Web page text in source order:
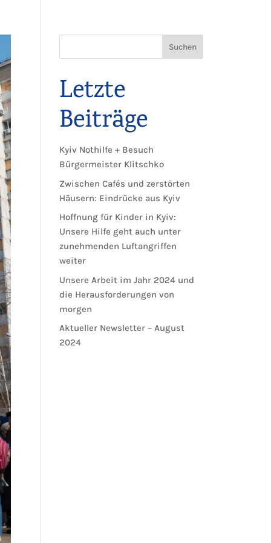
Suchen
Letzte
Beiträge
Kyiv Nothilfe + Besuch
Bürgermeister Klitschko
Zwischen Cafés und zerstörten
Häusern: Eindrücke aus Kyiv
Hoffnung für Kinder in Kyiv:
Unsere Hilfe geht auch unter
zunehmenden Luftangriffen
weiter
Unsere Arbeit im Jahr 2024 und
die Herausforderungen von
morgen
Aktueller Newsletter – August
2024